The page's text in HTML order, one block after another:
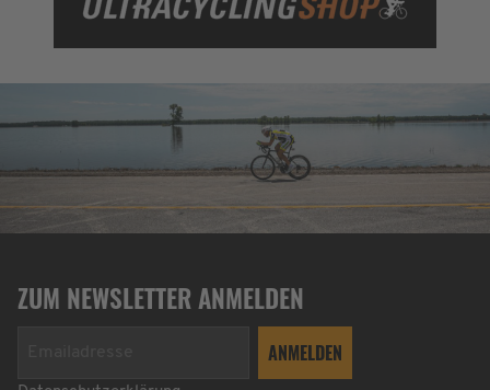
ZUM NEWSLETTER ANMELDEN